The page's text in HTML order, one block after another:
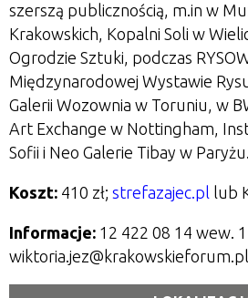
szerszą publicznością, m.in w
Krakowskich, Kopalni Soli w
Ogrodzie Sztuki, podczas
Międzynarodowej Wystawie
Galerii Wozownia w Toruniu, w
Art Exchange w Nottingham,
Sofii i Neo Galerie Tibay w Paryżu.
Koszt: 410 zł; strefazajec.pl lub
Informacje: 12 422 08 14 wew.
wiktoria.jez@krakowskieforum.pl